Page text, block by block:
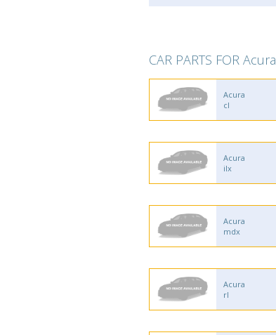
CAR PARTS FOR Acura
Acura
cl
Acura
ilx
Acura
mdx
Acura
rl